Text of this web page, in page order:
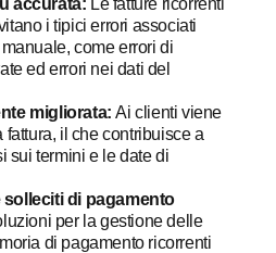
i tipici errori associati
come errori di
ed errori nei dati del
migliorata:Ai clienti viene
fattura, il che contribuisce a
sui termini e le date di
solleciti di pagamento
per la gestione delle
di pagamento ricorrenti